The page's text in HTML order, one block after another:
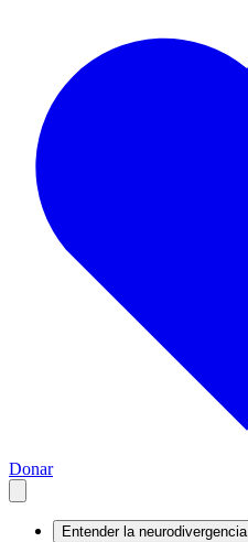
Donar
Entender la neurodivergencia